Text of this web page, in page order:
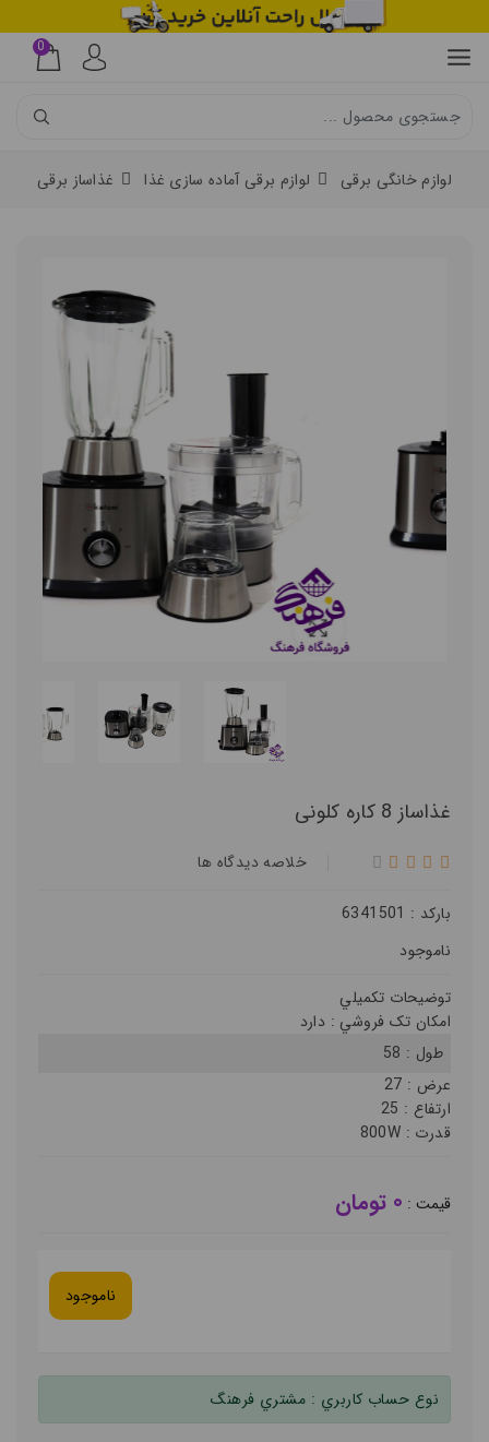
0
لوازم خانگی برقی لوازم برقی آماده سازی غذا غذاساز برقی
غذاساز 8 کاره کلونی
خلاصه ديدگاه ها
بارکد : 6341501
ناموجود
توضيحات تکميلي
امکان تک فروشي : دارد
طول :
عرض :
ارتفاع :
قدرت :
قيمت : 0 تومان
ناموجود
نوع حساب کاربري : مشتري فرهنگ